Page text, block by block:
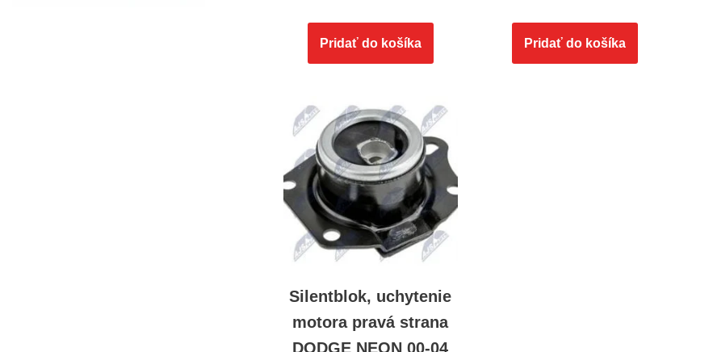
Pridať do košíka Pridať do košíka
Silentblok, uchytenie
motora pravá strana
DODGE NEON 00-04